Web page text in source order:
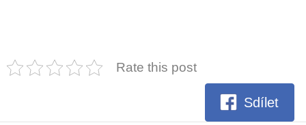
Rate this post
Sdílet